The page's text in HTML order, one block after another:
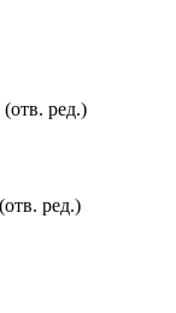
ред.)
ред.)